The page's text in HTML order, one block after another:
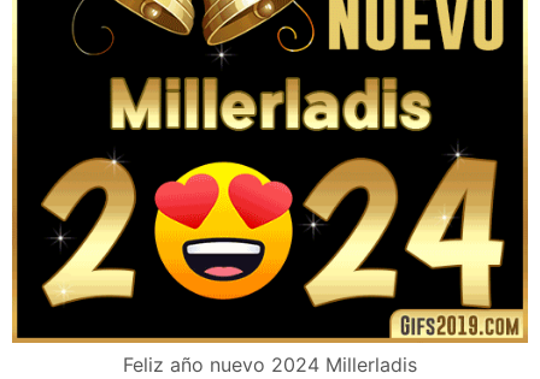
Feliz año nuevo 2024 Millerladis